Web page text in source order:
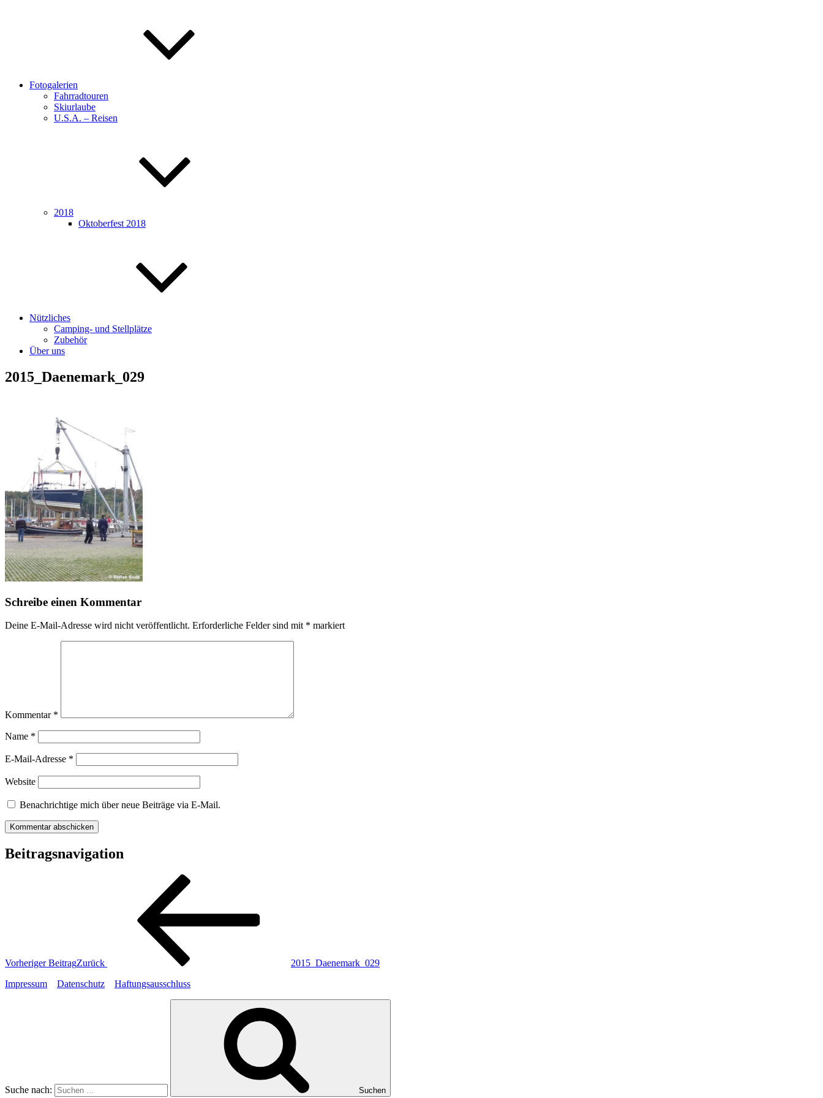
Fotogalerien
Fahrradtouren
Skiurlaube
U.S.A. – Reisen
2018
Oktoberfest 2018
Nützliches
Camping- und Stellplätze
Zubehör
Über uns
2015_Daenemark_029
Schreibe einen Kommentar
Deine E-Mail-Adresse wird nicht veröffentlicht. Erforderliche Felder sind mit * markiert
Kommentar *
Name *
E-Mail-Adresse *
Website
Benachrichtige mich über neue Beiträge via E-Mail.
Beitragsnavigation
Vorheriger BeitragZurück
2015_Daenemark_029
Impressum
Datenschutz Haftungsausschluss
Suche nach: Suchen